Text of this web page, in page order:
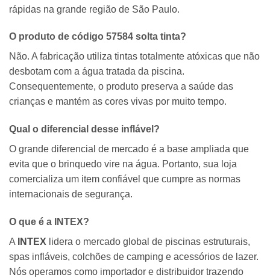
rápidas na grande região de São Paulo.
O produto de código 57584 solta tinta?
Não. A fabricação utiliza tintas totalmente atóxicas que não
desbotam com a água tratada da piscina.
Consequentemente, o produto preserva a saúde das
crianças e mantém as cores vivas por muito tempo.
Qual o diferencial desse inflável?
O grande diferencial de mercado é a base ampliada que
evita que o brinquedo vire na água. Portanto, sua loja
comercializa um item confiável que cumpre as normas
internacionais de segurança.
O que é a INTEX?
A
INTEX lidera o mercado global de piscinas estruturais,
spas infláveis, colchões de camping e acessórios de lazer.
Nós operamos como importador e distribuidor trazendo